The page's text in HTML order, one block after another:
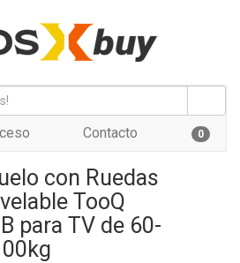
Contacto 0
con Ruedas
TooQ
para TV de 60-